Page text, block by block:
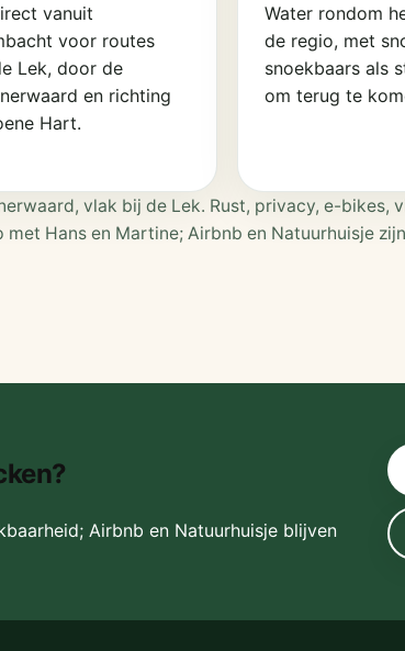
vanuit
voor routes
Lek, door de
en richting
Hart.
Water rondom
de regio, met
snoekbaars als
om terug te
vlak bij de Lek. Rust, privacy, e-bikes,
Hans en Martine; Airbnb en Natuurhuisje
Airbnb en Natuurhuisje blijven